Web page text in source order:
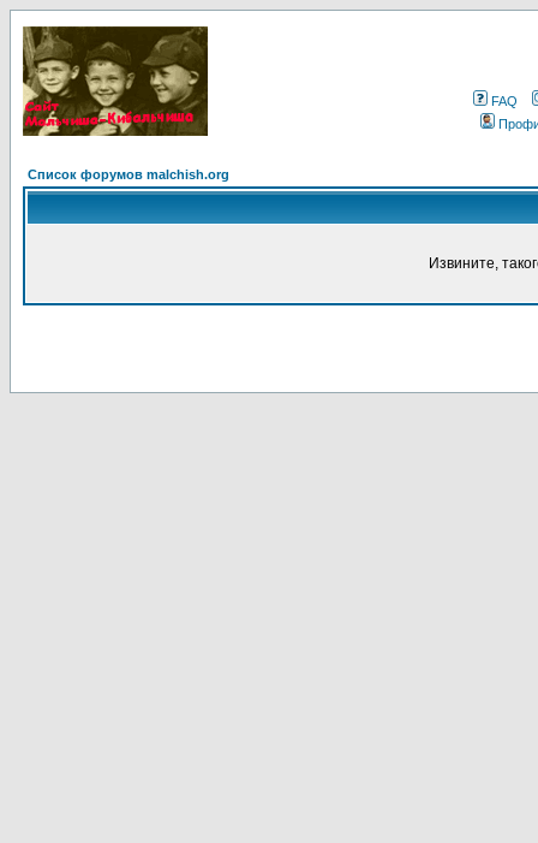
FAQ
Список форумов malchish.org
Извините,